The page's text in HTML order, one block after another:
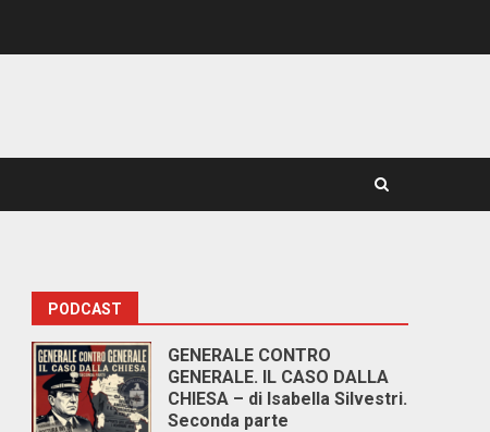
PODCAST
GENERALE CONTRO
GENERALE. IL CASO DALLA
CHIESA – di Isabella Silvestri.
Seconda parte